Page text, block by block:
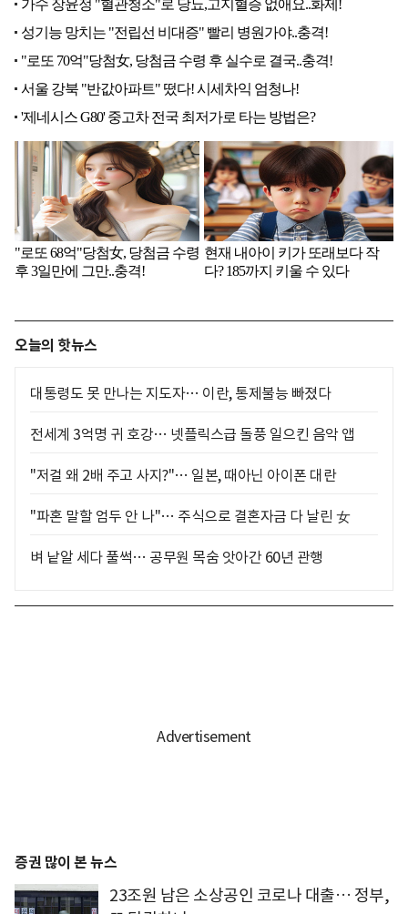
오늘의 핫뉴스
대통령도 못 만나는 지도자… 이란, 통제불능 빠졌다
전세계 3억명 귀 호강… 넷플릭스급 돌풍 일으킨 음악 앱
"저걸 왜 2배 주고 사지?"… 일본, 때아닌 아이폰 대란
"파혼 말할 엄두 안 나"… 주식으로 결혼자금 다 날린 女
벼 낱알 세다 풀썩… 공무원 목숨 앗아간 60년 관행
증권 많이 본 뉴스
23조원 남은 소상공인 코로나 대출… 정부,